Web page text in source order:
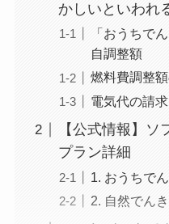
かしいといわれ
「おうちで
自調整額
燃料費調整
電気代の請
【公式情報】
プラン詳細
1. おうちで
2. 自然でんき